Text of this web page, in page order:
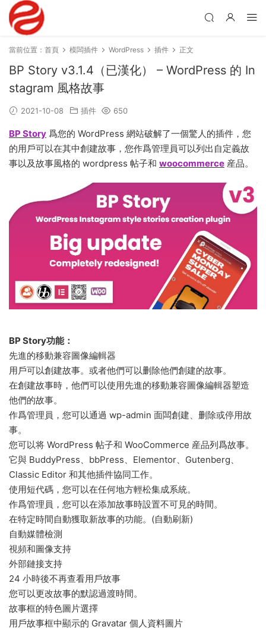
當前位置： 首頁 模闆插件 WordPress 插件 正文
BP Story v3.1.4（已漢化） – WordPress 的 In
stagram 風格故事
2021-10-08 插件 650
BP Story 爲您的 WordPress 網站破解了一個驚人的插件，您
的用戶可以在其中創建故事，您作爲管理員可以列出自定義故
事以及故事風格的 wordpress 帖子和 woocommerce 産品。
BP Story功能：
先進的移動兼容圖像編輯器
用戶可以創建故事。或者他們可以删除他們創建的故事。
在創建故事時，他們可以使用先進的移動兼容圖像編輯器塑造
他們的故事。
作爲管理員，您可以通過 wp-admin 面闆創建、删除或停用故
事。
您可以将 WordPress 帖子和 WooCommerce 産品列爲故事。
它與 BuddyPress、bbPress、Elementor、Gutenberg、
Classic Editor 和其他插件協同工作。
使用短代碼，您可以在任何地方輕松集成系統。
作爲管理員，您可以在添加故事時設置不可見的時間。
在特定時間自動獲取新故事的功能。(自動刷新)
自動媒體檢測
視頻和圖像支持
外部鏈接支持
24 小時後不再查看用戶故事
您可以更改故事的默認過渡時間。
故事框的特色圖片選擇
用戶故事框中顯示的 Gravatar 個人資料圖片